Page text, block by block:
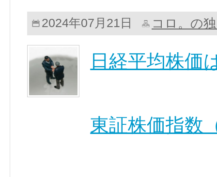
2024年07月21日 コロ。の
日経平均株価
東証株価指数